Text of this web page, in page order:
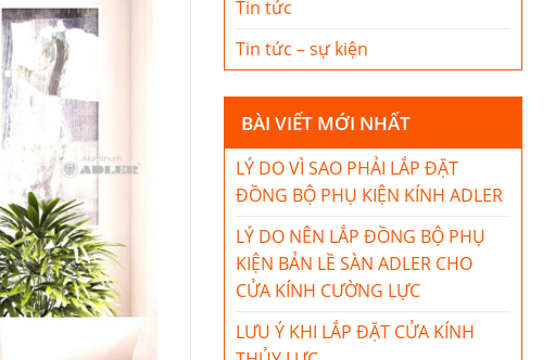
Tin tức
Tin tức – sự kiện
BÀI VIẾT MỚI NHẤT
LÝ DO VÌ SAO PHẢI LẮP ĐẶT
ĐỒNG BỘ PHỤ KIỆN KÍNH ADLER
LÝ DO NÊN LẮP ĐỒNG BỘ PHỤ
KIỆN BẢN LỀ SÀN ADLER CHO
CỬA KÍNH CƯỜNG LỰC
LƯU Ý KHI LẮP ĐẶT CỬA KÍNH